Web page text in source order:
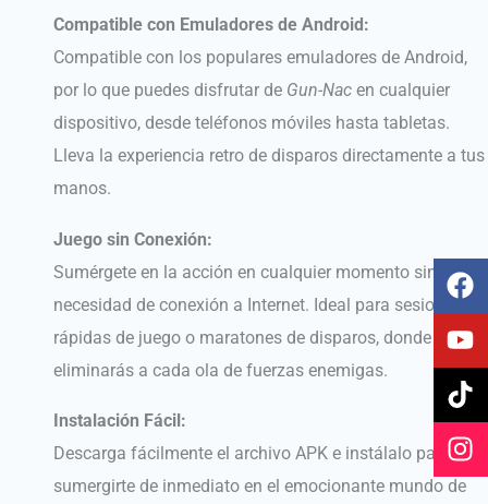
Compatible con Emuladores de Android:
Compatible con los populares emuladores de Android,
por lo que puedes disfrutar de Gun-Nac en cualquier
dispositivo, desde teléfonos móviles hasta tabletas.
Lleva la experiencia retro de disparos directamente a tus
manos.
Juego sin Conexión:
Sumérgete en la acción en cualquier momento sin
necesidad de conexión a Internet. Ideal para sesiones
rápidas de juego o maratones de disparos, donde
eliminarás a cada ola de fuerzas enemigas.
Instalación Fácil:
Descarga fácilmente el archivo APK e instálalo para
sumergirte de inmediato en el emocionante mundo de
F
a
c
e
b
o
o
k
Y
o
u
t
u
b
e
T
i
k
t
o
k
I
n
s
t
a
g
r
a
m